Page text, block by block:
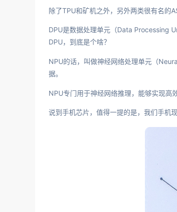
除了TPU和矿机之外，另外两类很有名的
DPU是数据处理单元（Data Processing
DPU，到底是个啥？
NPU的话，叫做神经网络处理单元（
据。
NPU专门用于神经网络推理，能够实现高
说到手机芯片，值得一提的是，我们手机